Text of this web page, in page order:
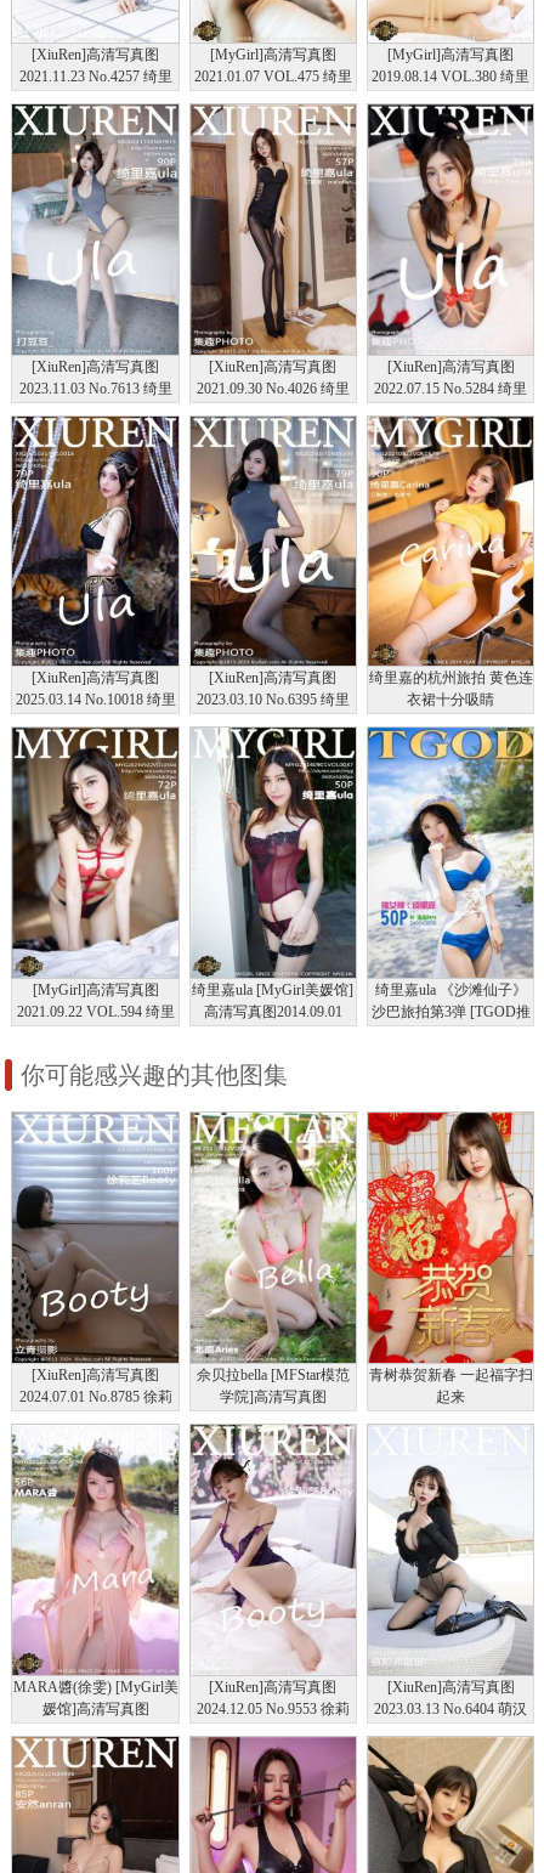
[XiuRen]高清写真图
2021.11.23 No.4257 绮里
[MyGirl]高清写真图
2021.01.07 VOL.475 绮里
[MyGirl]高清写真图
2019.08.14 VOL.380 绮里
[XiuRen]高清写真图
2023.11.03 No.7613 绮里
[XiuRen]高清写真图
2021.09.30 No.4026 绮里
[XiuRen]高清写真图
2022.07.15 No.5284 绮里
[XiuRen]高清写真图
2025.03.14 No.10018 绮里
[XiuRen]高清写真图
2023.03.10 No.6395 绮里
绮里嘉的杭州旅拍 黄色连
衣裙十分吸睛
[MyGirl]高清写真图
2021.09.22 VOL.594 绮里
绮里嘉ula [MyGirl美媛馆]
高清写真图2014.09.01
绮里嘉ula 《沙滩仙子》
沙巴旅拍第3弹 [TGOD推
你可能感兴趣的其他图集
[XiuRen]高清写真图
2024.07.01 No.8785 徐莉
佘贝拉bella [MFStar模范
学院]高清写真图
青树恭贺新春 一起福字扫
起来
MARA醬(徐雯) [MyGirl美
媛馆]高清写真图
[XiuRen]高清写真图
2024.12.05 No.9553 徐莉
[XiuRen]高清写真图
2023.03.13 No.6404 萌汉